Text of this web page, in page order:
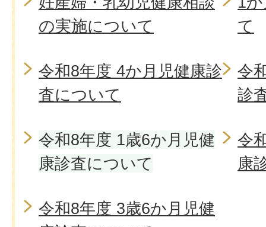
の実施について
て
令和8年度 4か月児健康診
査について
令
診
令和8年度 1歳6か月児健
康診査について
令
康
令和8年度 3歳6か月児健